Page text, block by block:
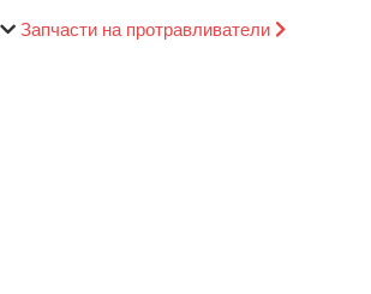
Запчасти на протравливатели